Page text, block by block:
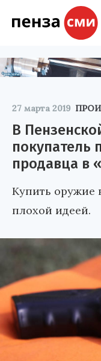
27 марта 2019
В
покупатель
продавца в
Купить оружие
плохой идеей.